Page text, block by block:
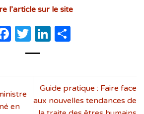
l’article sur le site
Facebook
TwitterLinkedIn
en
Guide pratique : Faire face
aux nouvelles tendances de